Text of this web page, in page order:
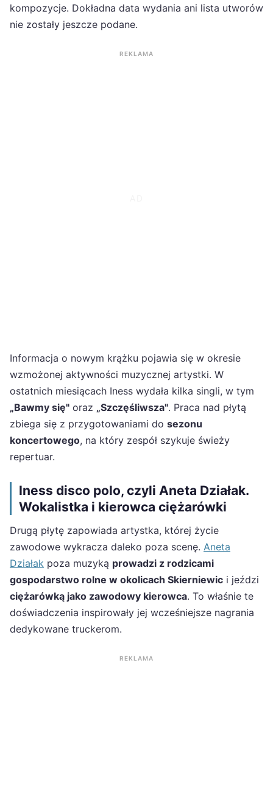
kompozycje. Dokładna data wydania ani lista utworów
nie zostały jeszcze podane.
REKLAMA
Informacja o nowym krążku pojawia się w okresie
wzmożonej aktywności muzycznej artystki. W
ostatnich miesiącach Iness wydała kilka singli, w tym
„Bawmy się" oraz „Szczęśliwsza". Praca nad płytą
zbiega się z przygotowaniami do sezonu
koncertowego, na który zespół szykuje świeży
repertuar.
Iness disco polo, czyli Aneta Działak.
Wokalistka i kierowca ciężarówki
Drugą płytę zapowiada artystka, której życie
zawodowe wykracza daleko poza scenę. Aneta
Działak poza muzyką prowadzi z rodzicami
gospodarstwo rolne w okolicach Skierniewic i jeździ
ciężarówką jako zawodowy kierowca. To właśnie te
doświadczenia inspirowały jej wcześniejsze nagrania
dedykowane truckerom.
REKLAMA